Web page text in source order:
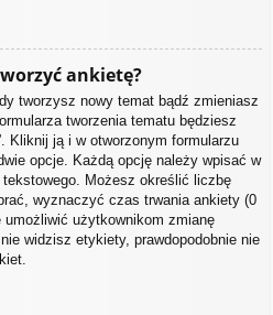
ankietę?
tworzysz nowy temat bądź zmieniasz
tworzenia tematu będziesz
Kliknij ją i w otworzonym formularzu
opcje. Każdą opcję należy wpisać w
Możesz określić liczbę
wyznaczyć czas trwania ankiety (0
użytkownikom zmianę
widzisz etykiety, prawdopodobnie nie